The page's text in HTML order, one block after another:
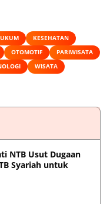
KESEHATAN
OTOMOTIF
PARIWISATA
WISATA
NTB Usut Dugaan
Syariah untuk